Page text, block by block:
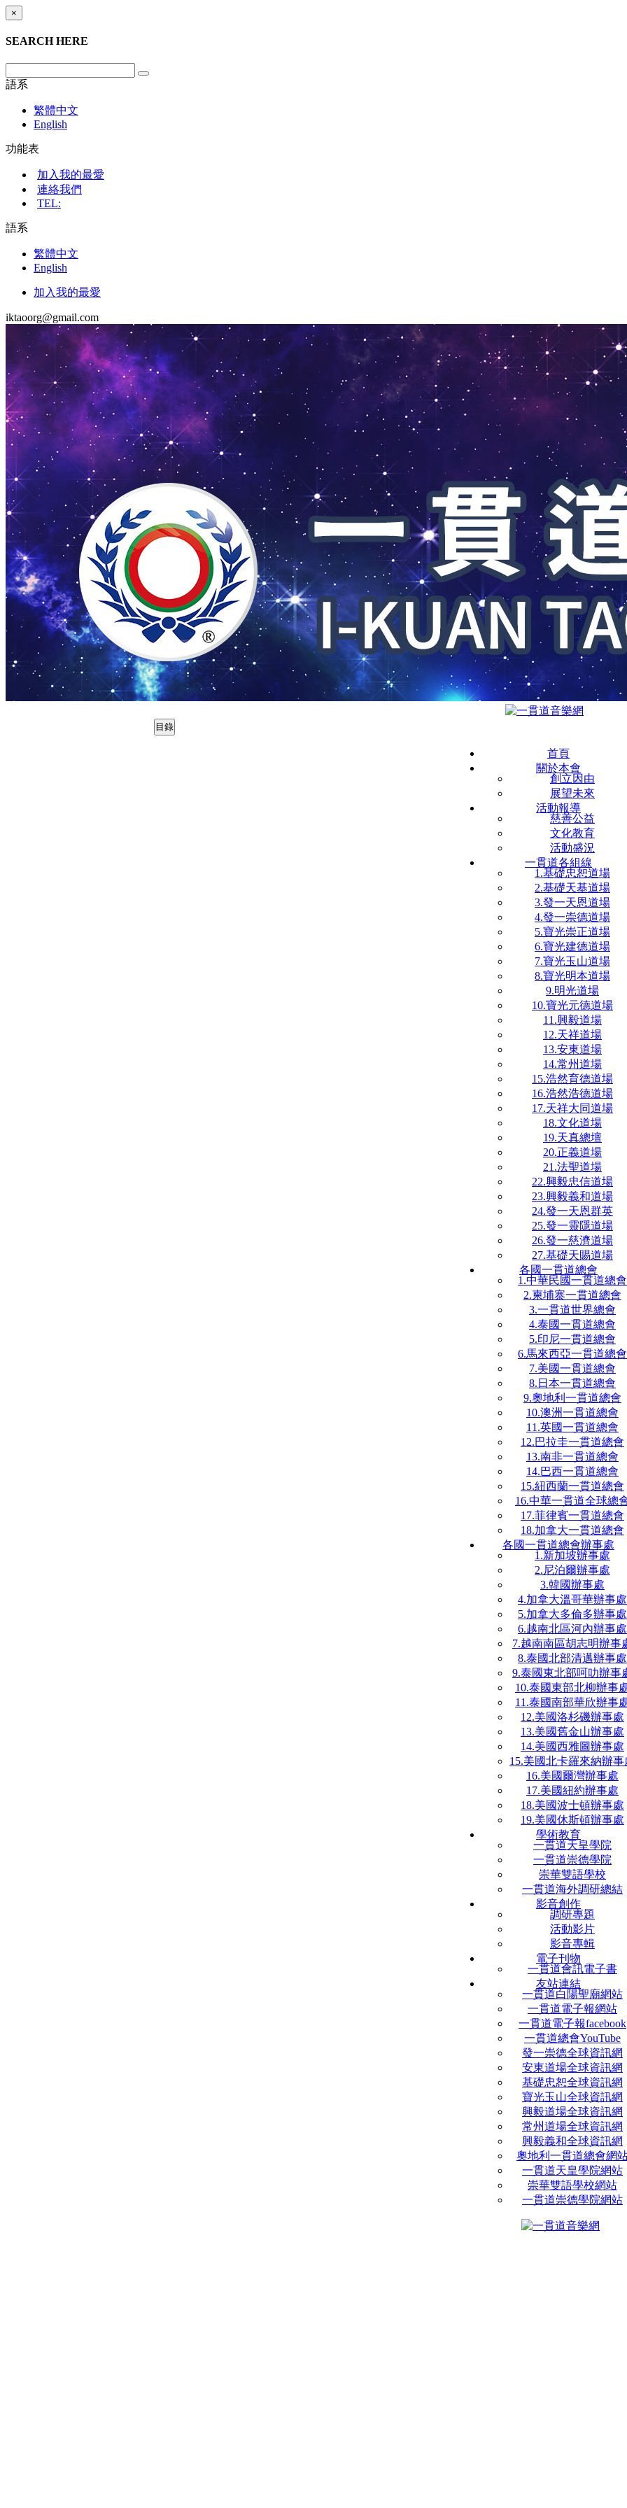
×
SEARCH HERE
語系
繁體中文
English
功能表
加入我的最愛
連絡我們
TEL:
語系
繁體中文
English
加入我的最愛
iktaoorg@gmail.com
目錄
首頁
關於本會
創立因由
展望未來
活動報導
慈善公益
文化教育
活動盛況
一貫道各組線
1.基礎忠恕道場
2.基礎天基道場
3.發一天恩道場
4.發一崇德道場
5.寶光崇正道場
6.寶光建德道場
7.寶光玉山道場
8.寶光明本道場
9.明光道場
10.寶光元德道場
11.興毅道場
12.天祥道場
13.安東道場
14.常州道場
15.浩然育德道場
16.浩然浩德道場
17.天祥大同道場
18.文化道場
19.天真總壇
20.正義道場
21.法聖道場
22.興毅忠信道場
23.興毅義和道場
24.發一天恩群英
25.發一靈隱道場
26.發一慈濟道場
27.基礎天賜道場
各國一貫道總會
1.中華民國一貫道總會
2.柬埔寨一貫道總會
3.一貫道世界總會
4.泰國一貫道總會
5.印尼一貫道總會
6.馬來西亞一貫道總會
7.美國一貫道總會
8.日本一貫道總會
9.奧地利一貫道總會
10.澳洲一貫道總會
11.英國一貫道總會
12.巴拉圭一貫道總會
13.南非一貫道總會
14.巴西一貫道總會
15.紐西蘭一貫道總會
16.中華一貫道全球總
17.菲律賓一貫道總會
18.加拿大一貫道總會
各國一貫道總會辦事處
1.新加坡辦事處
2.尼泊爾辦事處
3.韓國辦事處
4.加拿大溫哥華辦事處
5.加拿大多倫多辦事處
6.越南北區河內辦事處
7.越南南區胡志明辦事
8.泰國北部清邁辦事處
9.泰國東北部呵叻辦事
10.泰國東部北柳辦事
11.泰國南部華欣辦事
12.美國洛杉磯辦事處
13.美國舊金山辦事處
14.美國西雅圖辦事處
15.美國北卡羅來納辦事
16.美國爾灣辦事處
17.美國紐約辦事處
18.美國波士頓辦事處
19.美國休斯頓辦事處
學術教育
一貫道天皇學院
一貫道崇德學院
崇華雙語學校
一貫道海外調研總結
影音創作
調研專題
活動影片
影音專輯
電子刊物
一貫道會訊電子書
友站連結
一貫道白陽聖廟網站
一貫道電子報網站
一貫道電子報facebook
一貫道總會YouTube
發一崇德全球資訊網
安東道場全球資訊網
基礎忠恕全球資訊網
寶光玉山全球資訊網
興毅道場全球資訊網
常州道場全球資訊網
興毅義和全球資訊網
奧地利一貫道總會網
一貫道天皇學院網站
崇華雙語學校網站
一貫道崇德學院網站